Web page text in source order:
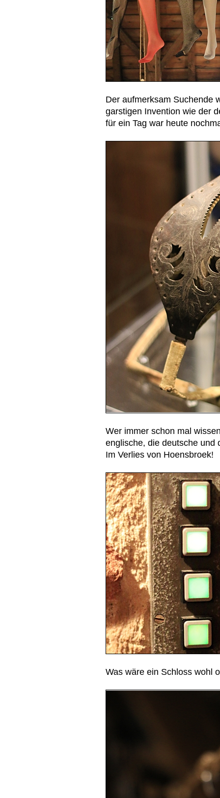
Der aufmerksam Suchende
garstigen Invention wie der
für ein Tag war heute
Wer immer schon mal
englische, die deutsche und
Im Verlies von Hoensbroek!
Was wäre ein Schloss wohl